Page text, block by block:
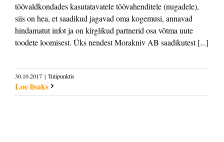
töövaldkondades kasutatavatele töövahenditele (nugadele),
siis on hea, et saadikud jagavad oma kogemusi, annavad
hindamatut infot ja on kirglikud partnerid osa võtma uute
toodete loomisest. Üks nendest Morakniv AB saadikutest [...]
30.10.2017 | Tulipunktis
Loe lisaks